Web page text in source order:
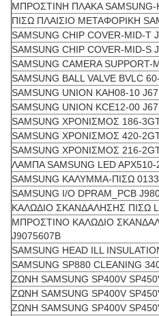
ΜΠΡΟΣΤΙΝΗ ΠΛΑΚΑ
ΠΙΣΩ ΠΛΑΙΣΙΟ ΜΕΤΑΦΟΡΙΚΗ
SAMSUNG CHIP COVER-MID-T
SAMSUNG CHIP COVER-MID-S
SAMSUNG CAMERA SUPPORT-
SAMSUNG BALL VALVE BVLC
SAMSUNG UNION KAH08-10
SAMSUNG UNION KCE12-00
SAMSUNG ΧΡΟΝΙΣΜΟΣ 186-
SAMSUNG ΧΡΟΝΙΣΜΟΣ 420-
SAMSUNG ΧΡΟΝΙΣΜΟΣ 216-
ΛΑΜΠΑ SAMSUNG LED APX510-
SAMSUNG ΚΑΛΥΜΜΑ-ΠΙΣΩ
SAMSUNG I/O DPRAM_PCB
ΚΑΛΩΔΙΟ ΣΚΑΝΔΑΛΗΣΗΣ ΠΙΣΩ
ΜΠΡΟΣΤΙΝΟ ΚΑΛΩΔΙΟ
J9075607B
SAMSUNG HEAD ILL
SAMSUNG SP880 CLEANING
ΖΩΝΗ SAMSUNG SP400V
ΖΩΝΗ SAMSUNG SP400V
ΖΩΝΗ SAMSUNG SP400V